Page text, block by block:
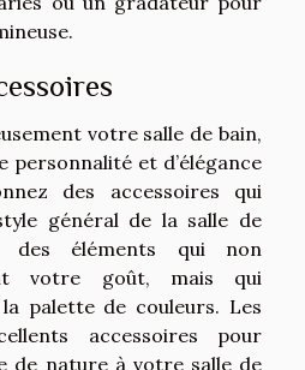
votre salle de bain,
personnalité et d’élégance
des accessoires qui
général de la salle de
des éléments qui non
votre goût, mais qui
la palette de couleurs. Les
accessoires pour
de nature à votre salle de